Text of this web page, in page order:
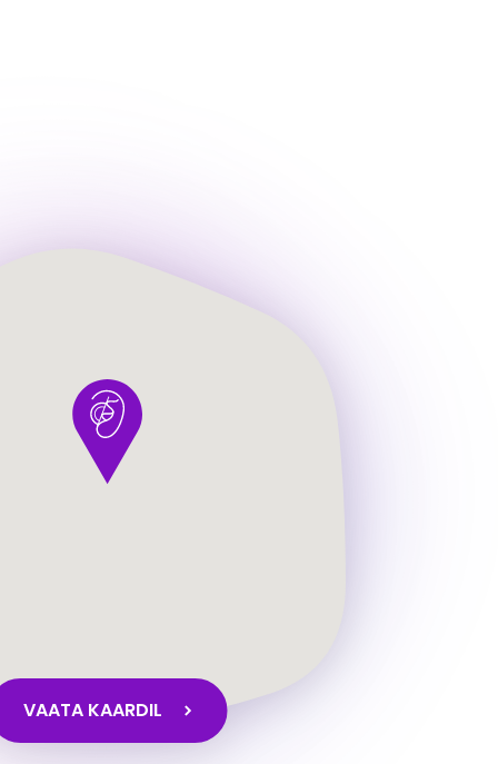
VAATA KAARDIL